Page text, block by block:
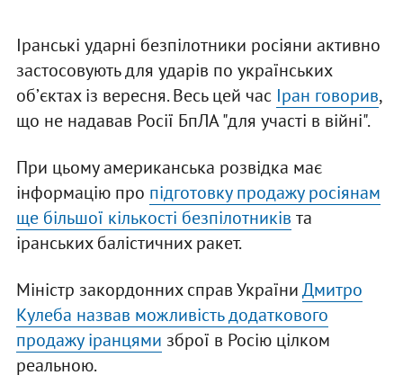
Іранські ударні безпілотники росіяни активно
застосовують для ударів по українських
обʼєктах із вересня. Весь цей час Іран говорив,
що не надавав Росії БпЛА "для участі в війні".
При цьому американська розвідка має
інформацію про підготовку продажу росіянам
ще більшої кількості безпілотників та
іранських балістичних ракет.
Міністр закордонних справ УкраїниДмитро
Кулеба назвав можливість додаткового
продажу іранцями зброї в Росію цілком
реальною.